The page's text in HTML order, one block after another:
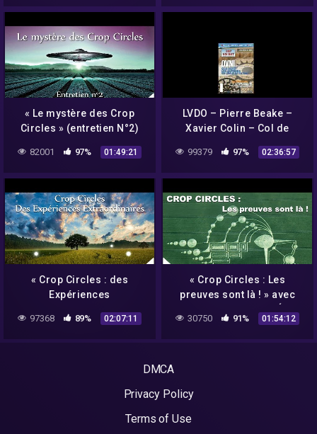
NURÉA TV
« Le mystère des Crop
Circles » (entretien N°2)
NURÉA TV
82001 97% 01:49:21
LVDO – Pierre Beake –
Xavier Colin – Col de
99379 97% 02:36:57
« Crop Circles : des
Expériences
Extraordinaires » avec
Umberto Molinaro –
97368 89% 02:07:11
« Crop Circles : Les
preuves sont là ! » avec
Philippe Weber – NURÉA TV
30750 91% 01:54:12
DMCA
Privacy Policy
Terms of Use